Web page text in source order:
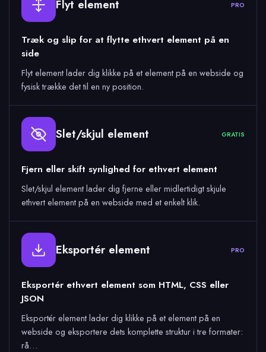
Flyt element PRO
Træk og slip for at flytte ethvert element på en
side
Flyt element lader dig klikke på et element på en webside og
fysisk trække det til en ny position.
Slet/skjul element GRATIS
Fjern eller skift synlighed for ethvert element
Slet/skjul element lader dig fjerne eller midlertidigt skjule
ethvert element på en webside med et enkelt klik.
Eksportér element PRO
Eksportér ethvert element som HTML, CSS eller
JSON
Eksportér element lader dig klikke på et element på en
webside og eksportere dets komplette struktur i tre formater:
rå…